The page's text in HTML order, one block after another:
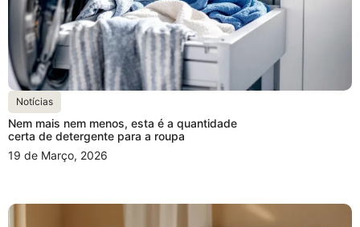
Notícias
Nem mais nem menos, esta é a quantidade
certa de detergente para a roupa
19 de Março, 2026